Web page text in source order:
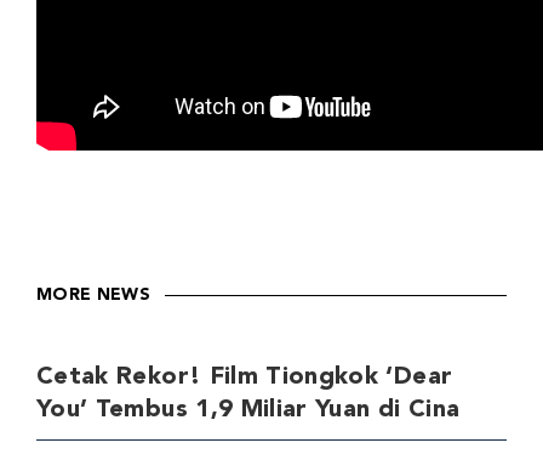
MORE NEWS
Cetak Rekor! Film Tiongkok ‘Dear
You’ Tembus 1,9 Miliar Yuan di Cina